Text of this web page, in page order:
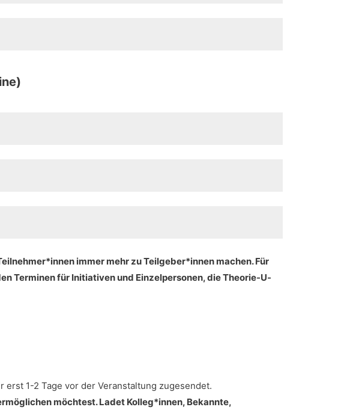
immer mehr zu Teilgeber*innen machen. Für
Terminen für Initiativen und Einzelpersonen, die Theorie-U-
1-2 Tage vor der Veranstaltung zugesendet.
möchtest. Ladet Kolleg*innen, Bekannte,